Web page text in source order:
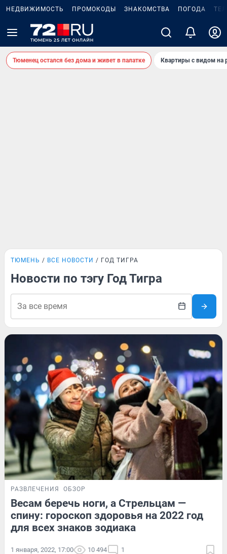
НЕДВИЖИМОСТЬ ПРОМОКОДЫ ЗНАКОМСТВА ПОГОДА
Тюменец остался без дома и живет в палатке Квартиры с видом на
ТЮМЕНЬ ВСЕ НОВОСТИ ГОД ТИГРА
Новости по тэгу Год Тигра
РАЗВЛЕЧЕНИЯ ОБЗОР
Весам беречь ноги, а Стрельцам —
спину: гороскоп здоровья на 2022 год
для всех знаков зодиака
1 января, 2022, 17:00 10 494 1